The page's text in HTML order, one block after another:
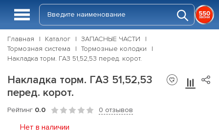
Главная Каталог
ЗАПАСНЫЕ ЧАСТИ
Тормозная система
Тормозные колодки
Накладка торм. ГАЗ 51,52,53 перед. корот.
Накладка торм. ГАЗ 51,52,53
перед. корот.
Рейтинг 0.0 0 отзывов
Нет в наличии